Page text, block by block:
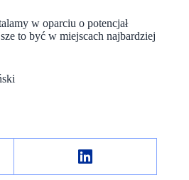
w oparciu o potencjał
to być w miejscach najbardziej